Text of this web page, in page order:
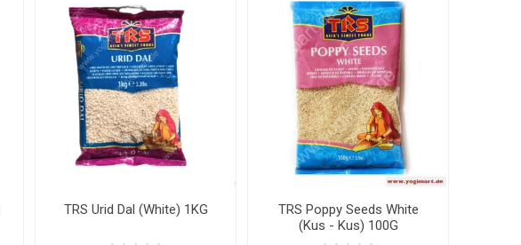
TRS Urid Dal (White) 1KG
TRS Poppy Seeds White
(Kus - Kus) 100G